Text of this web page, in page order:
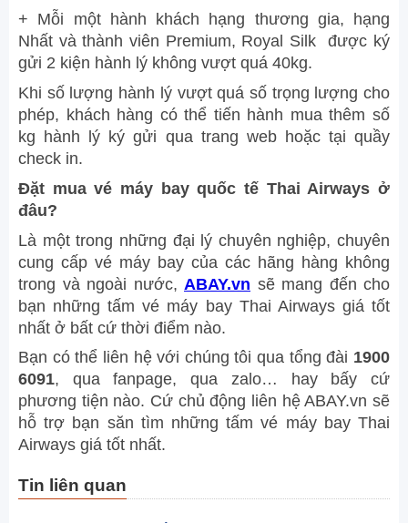
+ Mỗi một hành khách hạng thương gia, hạng
Nhất và thành viên Premium, Royal Silk được ký
gửi 2 kiện hành lý không vượt quá 40kg.
Khi số lượng hành lý vượt quá số trọng lượng cho
phép, khách hàng có thể tiến hành mua thêm số
kg hành lý ký gửi qua trang web hoặc tại quầy
check in.
Đặt mua vé máy bay quốc tế Thai Airways ở
đâu?
Là một trong những đại lý chuyên nghiệp, chuyên
cung cấp vé máy bay của các hãng hàng không
trong và ngoài nước, ABAY.vn sẽ mang đến cho
bạn những tấm vé máy bay Thai Airways giá tốt
nhất ở bất cứ thời điểm nào.
Bạn có thể liên hệ với chúng tôi qua tổng đài 1900
6091, qua fanpage, qua zalo… hay bấy cứ
phương tiện nào. Cứ chủ động liên hệ ABAY.vn sẽ
hỗ trợ bạn săn tìm những tấm vé máy bay Thai
Airways giá tốt nhất.
Tin liên quan